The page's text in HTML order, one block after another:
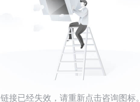
链接已经失效，请重新点击咨询图标。